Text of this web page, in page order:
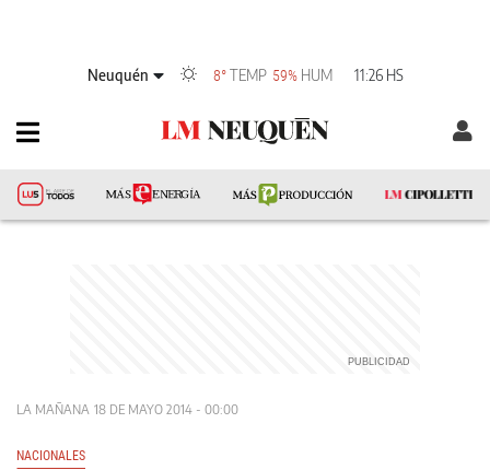
Neuquén 8° TEMP 59% HUM 11:26 HS
LA MAÑANA 18 DE MAYO 2014 - 00:00
NACIONALES